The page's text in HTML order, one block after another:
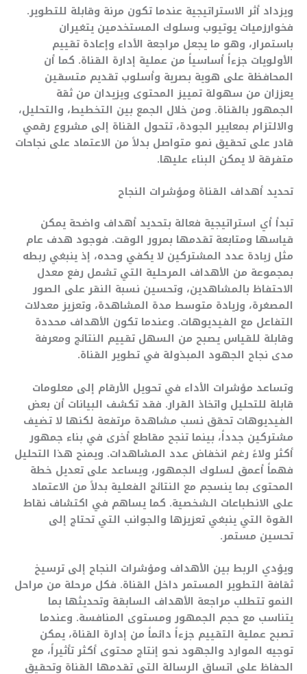
ويزداد أثر الاستراتيجية عندما تكون مرنة وقابلة للتطوير.
فخوارزميات يوتيوب وسلوك المستخدمين يتغيران
باستمرار، وهو ما يجعل مراجعة الأداء وإعادة تقييم
الأولويات جزءاً أساسياً من عملية إدارة القناة. كما أن
المحافظة على هوية بصرية وأسلوب تقديم متسقين
يعززان من سهولة تمييز المحتوى ويزيدان من ثقة
الجمهور بالقناة. ومن خلال الجمع بين التخطيط، والتحليل،
والالتزام بمعايير الجودة، تتحول القناة إلى مشروع رقمي
قادر على تحقيق نمو متواصل بدلاً من الاعتماد على نجاحات
متفرقة لا يمكن البناء عليها.
تحديد أهداف القناة ومؤشرات النجاح
تبدأ أي استراتيجية فعالة بتحديد أهداف واضحة يمكن
قياسها ومتابعة تقدمها بمرور الوقت. فوجود هدف عام
مثل زيادة عدد المشتركين لا يكفي وحده، إذ ينبغي ربطه
بمجموعة من الأهداف المرحلية التي تشمل رفع معدل
الاحتفاظ بالمشاهدين، وتحسين نسبة النقر على الصور
المصغرة، وزيادة متوسط مدة المشاهدة، وتعزيز معدلات
التفاعل مع الفيديوهات. وعندما تكون الأهداف محددة
وقابلة للقياس يصبح من السهل تقييم النتائج ومعرفة
مدى نجاح الجهود المبذولة في تطوير القناة.
وتساعد مؤشرات الأداء في تحويل الأرقام إلى معلومات
قابلة للتحليل واتخاذ القرار. فقد تكشف البيانات أن بعض
الفيديوهات تحقق نسب مشاهدة مرتفعة لكنها لا تضيف
مشتركين جدداً، بينما تنجح مقاطع أخرى في بناء جمهور
أكثر ولاءً رغم انخفاض عدد المشاهدات. ويمنح هذا التحليل
فهماً أعمق لسلوك الجمهور، ويساعد على تعديل خطة
المحتوى بما ينسجم مع النتائج الفعلية بدلاً من الاعتماد
على الانطباعات الشخصية. كما يساهم في اكتشاف نقاط
القوة التي ينبغي تعزيزها والجوانب التي تحتاج إلى
تحسين مستمر.
ويؤدي الربط بين الأهداف ومؤشرات النجاح إلى ترسيخ
ثقافة التطوير المستمر داخل القناة. فكل مرحلة من مراحل
النمو تتطلب مراجعة الأهداف السابقة وتحديثها بما
يتناسب مع حجم الجمهور ومستوى المنافسة. وعندما
تصبح عملية التقييم جزءاً دائماً من إدارة القناة، يمكن
توجيه الموارد والجهود نحو إنتاج محتوى أكثر تأثيراً، مع
الحفاظ على اتساق الرسالة التي تقدمها القناة وتحقيق